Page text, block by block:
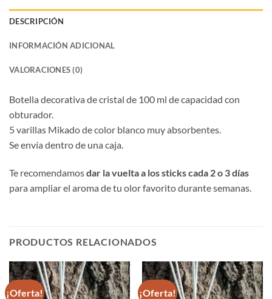
DESCRIPCIÓN
INFORMACIÓN ADICIONAL
VALORACIONES (0)
Botella decorativa de cristal de 100 ml de capacidad con
obturador.
5 varillas Mikado de color blanco muy absorbentes.
Se envía dentro de una caja.
Te recomendamosdar la vuelta a los sticks cada 2 o 3 días
para ampliar el aroma de tu olor favorito durante semanas.
PRODUCTOS RELACIONADOS
¡Oferta! ¡Oferta!